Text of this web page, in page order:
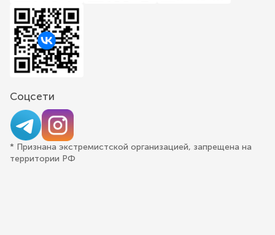
Соцсети
* Признана экстремистской организацией, запрещена на
территории РФ